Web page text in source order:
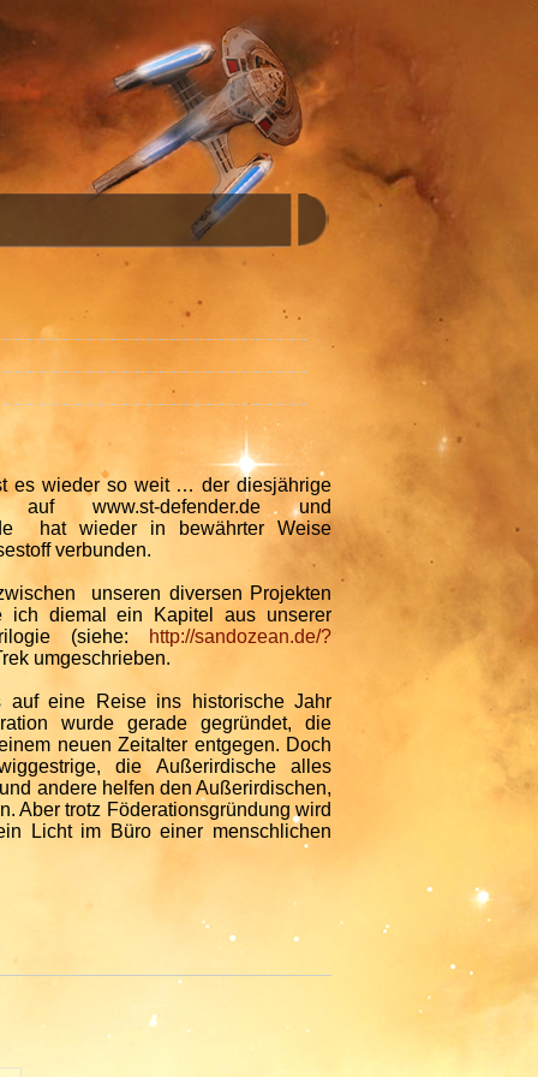
es wieder so weit … der diesjährige
auf www.st-defender.de und
hat wieder in bewährter Weise
verbunden.
unseren diversen Projekten
ich diemal ein Kapitel aus unserer
(siehe:
http://sandozean.de/?
umgeschrieben.
auf eine Reise ins historische Jahr
wurde gerade gegründet, die
neuen Zeitalter entgegen. Doch
die Außerirdische alles
andere helfen den Außerirdischen,
Aber trotz Föderationsgründung wird
Licht im Büro einer menschlichen